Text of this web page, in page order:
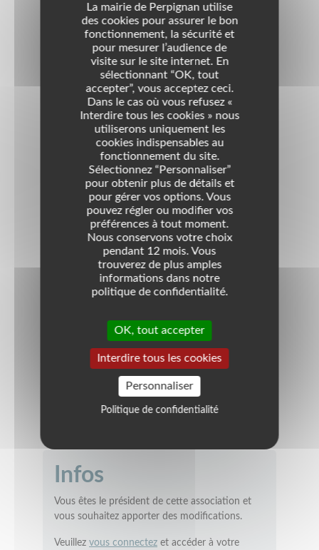
neutralité scolaire, d'objectivité et de tolérance sur
lesquels repose l'enseignement public;
- D'étudier tout ce qui concerne l'intérêt des élèves
au point de vue moral, intellectuel et maté
Nom d'usage
association des parents d'élèves du groupe
scolaire BLAISE PASCAL
Domaines
Enfance &Enseignement Primaire
Enseignement - Formation
Téléphone 06.64.90.28.05
dali.lo@orange.fr
Quartier
Coordonnées
Parc Ducup 62 rue de Tanger
Infos
Vous êtes le président de cette association et
vous souhaitez apporter des modifications.
Veuillez vous connectez et accéder à votre
La mairie de Perpignan utilise
des cookies pour assurer le bon
fonctionnement, la sécurité et
pour mesurer l’audience de
visite sur le site internet. En
sélectionnant “OK, tout
accepter”, vous acceptez ceci.
Dans le cas où vous refusez «
Interdire tous les cookies » nous
utiliserons uniquement les
cookies indispensables au
fonctionnement du site.
Sélectionnez “Personnaliser”
pour obtenir plus de détails et
pour gérer vos options. Vous
pouvez régler ou modifier vos
préférences à tout moment.
Nous conservons votre choix
pendant 12 mois. Vous
trouverez de plus amples
informations dans notre
politique de confidentialité.
OK, tout accepter
Interdire tous les cookies
Personnaliser
Politique de confidentialité